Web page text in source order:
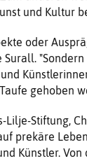
und Kultur
oder
gehoben
Stiftung,
prekäre
Künstler.